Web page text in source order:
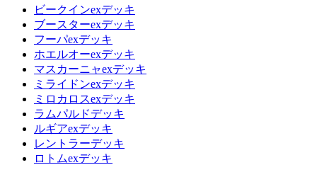
ビークインexデッキ
ブースターexデッキ
フーパexデッキ
ホエルオーexデッキ
マスカーニャexデッキ
ミライドンexデッキ
ミロカロスexデッキ
ラムパルドデッキ
ルギアexデッキ
レントラーデッキ
ロトムexデッキ